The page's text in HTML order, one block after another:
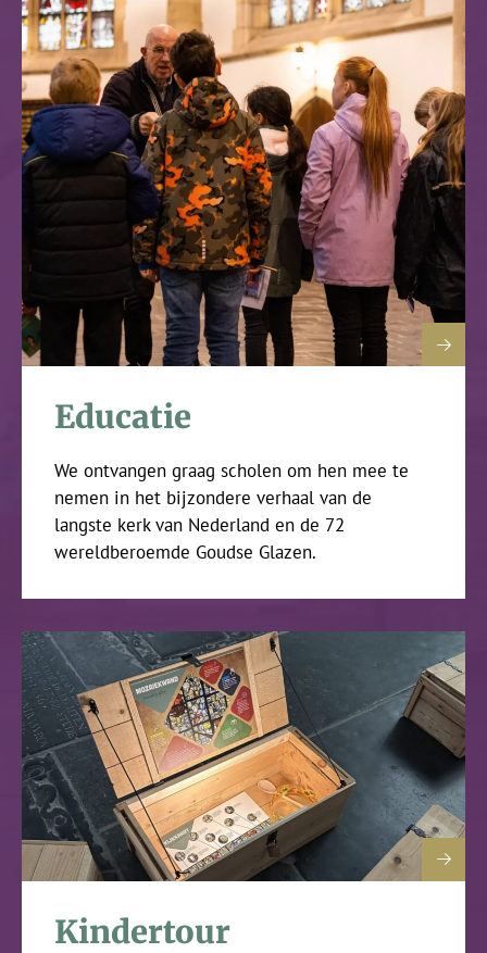
Educatie
We ontvangen graag scholen om hen mee te
nemen in het bijzondere verhaal van de
langste kerk van Nederland en de 72
wereldberoemde Goudse Glazen.
Kindertour